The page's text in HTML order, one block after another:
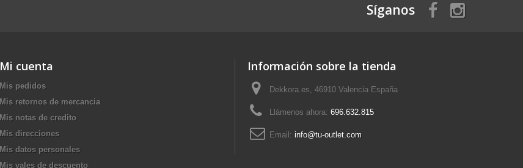
Síganos
Mi cuenta
Mis pedidos
Mis retornos de mercancia
Mis notas de credito
Mis direcciones
Mis datos personales
Mis vales de descuento
Información sobre la tienda
Dekkora.es, 46910 Valencia España
Llámenos ahora: 696.632.815
Email: info@tu-outlet.com